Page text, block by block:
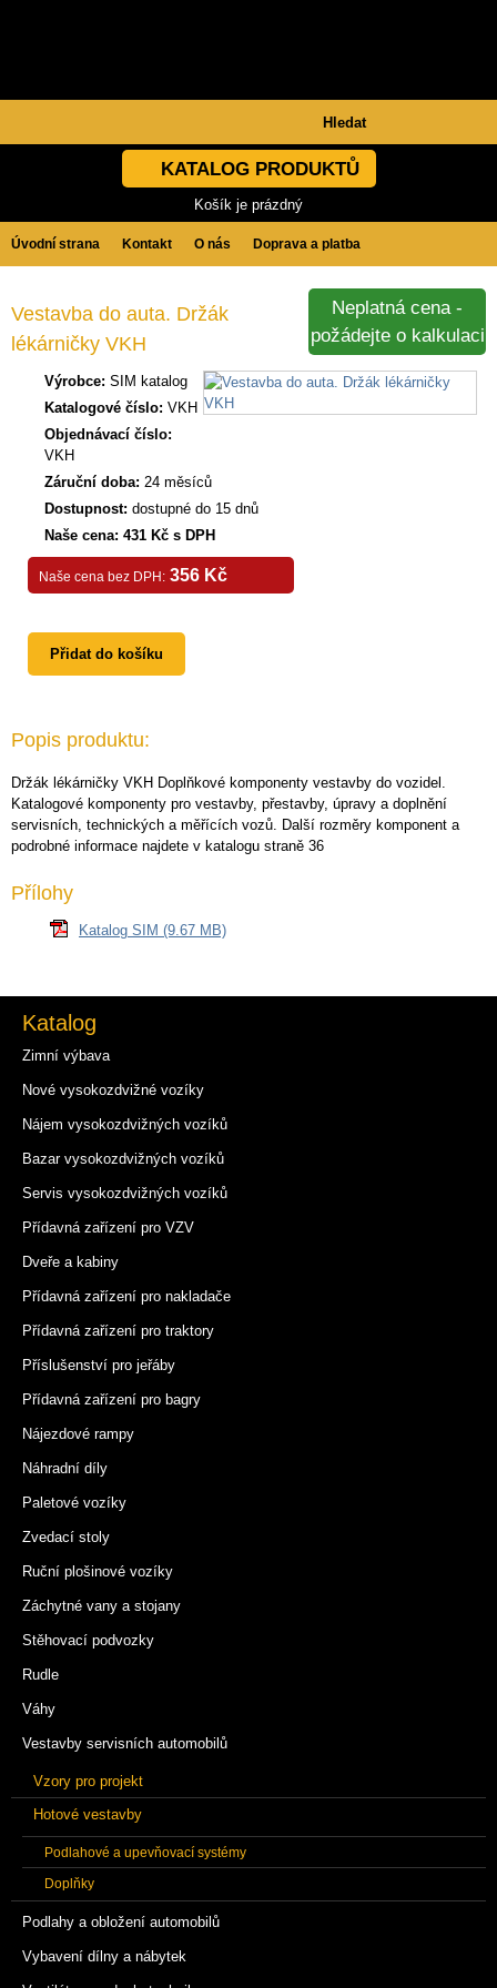
KATALOG PRODUKTŮ
Košík je prázdný
Úvodní strana Kontakt O nás Doprava a platba
Vestavba do auta. Držák
lékárničky VKH
Výrobce: SIM katalog
Katalogové číslo: VKH
Objednávací číslo:
VKH
Záruční doba: 24 měsíců
Dostupnost: dostupné do 15 dnů
Naše cena: 431 Kč s DPH
Naše cena bez DPH: 356 Kč
Neplatná cena -
požádejte o kalkulaci
Přidat do košíku
Popis produktu:
Držák lékárničky VKH Doplňkové komponenty vestavby do vozidel.
Katalogové komponenty pro vestavby, přestavby, úpravy a doplnění
servisních, technických a měřících vozů. Další rozměry komponent a
podrobné informace najdete v katalogu straně 36
Přílohy
Katalog SIM (9.67 MB)
Katalog
Zimní výbava
Nové vysokozdvižné vozíky
Nájem vysokozdvižných vozíků
Bazar vysokozdvižných vozíků
Servis vysokozdvižných vozíků
Přídavná zařízení pro VZV
Dveře a kabiny
Přídavná zařízení pro nakladače
Přídavná zařízení pro traktory
Příslušenství pro jeřáby
Přídavná zařízení pro bagry
Nájezdové rampy
Náhradní díly
Paletové vozíky
Zvedací stoly
Ruční plošinové vozíky
Záchytné vany a stojany
Stěhovací podvozky
Rudle
Váhy
Vestavby servisních automobilů
Vzory pro projekt
Hotové vestavby
Podlahové a upevňovací systémy
Doplňky
Podlahy a obložení automobilů
Vybavení dílny a nábytek